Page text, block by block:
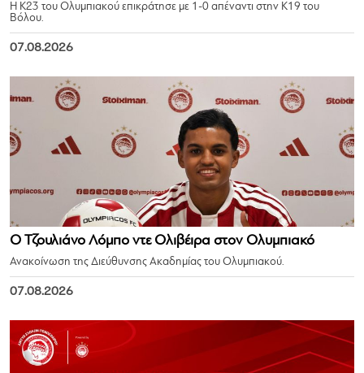
Η Κ23 του Ολυμπιακού επικράτησε με 1-0 απέναντι στην Κ19 του
Βόλου.
07.08.2026
Ο Τζουλιάνο Λόμπο ντε Ολιβέιρα στον Ολυμπιακό
Ανακοίνωση της Διεύθυνσης Ακαδημίας του Ολυμπιακού.
07.08.2026